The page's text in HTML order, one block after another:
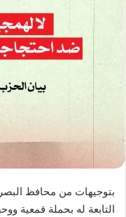
بتوجيهات من محافظ
التابعة له بحملة قمعية